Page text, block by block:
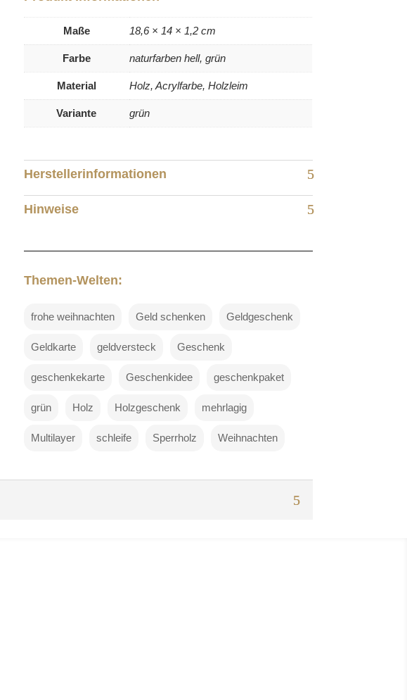
Maße 18,6 × 14 × 1,2 cm
Farbe naturfarben hell, grün
Material Holz, Acrylfarbe, Holzleim
Variante grün
Herstellerinformationen
Hinweise
Themen-Welten:
frohe weihnachten Geld schenken Geldgeschenk
Geldkarte geldversteck Geschenk
geschenkekarte Geschenkidee geschenkpaket
grün Holz Holzgeschenk mehrlagig
Multilayer schleife Sperrholz Weihnachten